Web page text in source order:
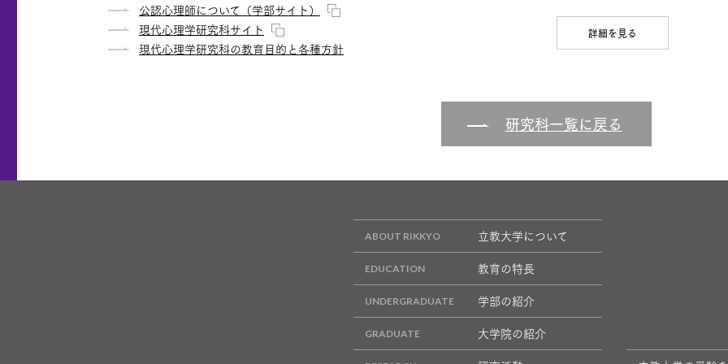
詳細を見る
公認心理師について（学部サイト）
現代心理学研究科サイト
現代心理学研究科の教育目的と各種方針
研究科一覧に戻る
立教大学について
教育の特長
学部の紹介
大学院の紹介